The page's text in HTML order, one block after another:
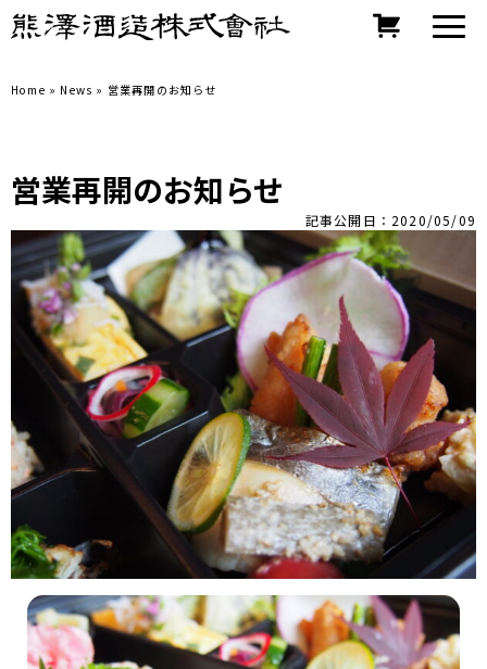
Home » News » 営業再開のお知らせ
営業再開のお知らせ
記事公開日：2020/05/09